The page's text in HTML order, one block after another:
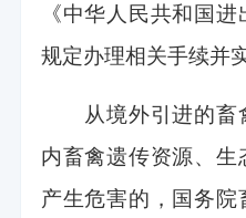
《中华人民共和国
规定办理相关手续并
从境外引进的畜
内畜禽遗传资源、
产生危害的，国务院